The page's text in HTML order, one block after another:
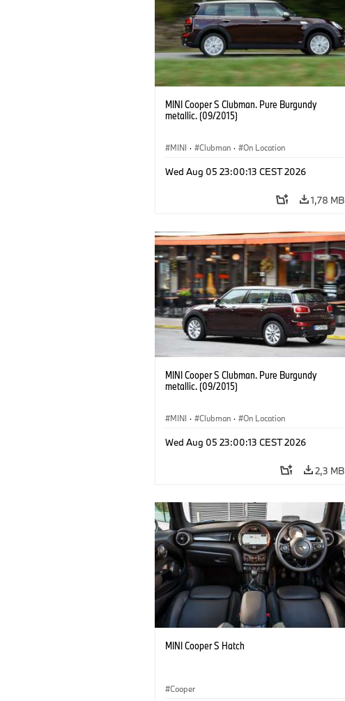
MINI Cooper S Clubman. Pure Burgundy
metallic. (09/2015)
MINI · Clubman · On Location
Wed Aug 05 23:00:13 CEST 2026
1,78 MB
MINI Cooper S Clubman. Pure Burgundy
metallic. (09/2015)
MINI · Clubman · On Location
Wed Aug 05 23:00:13 CEST 2026
2,3 MB
MINI Cooper S Hatch
Cooper